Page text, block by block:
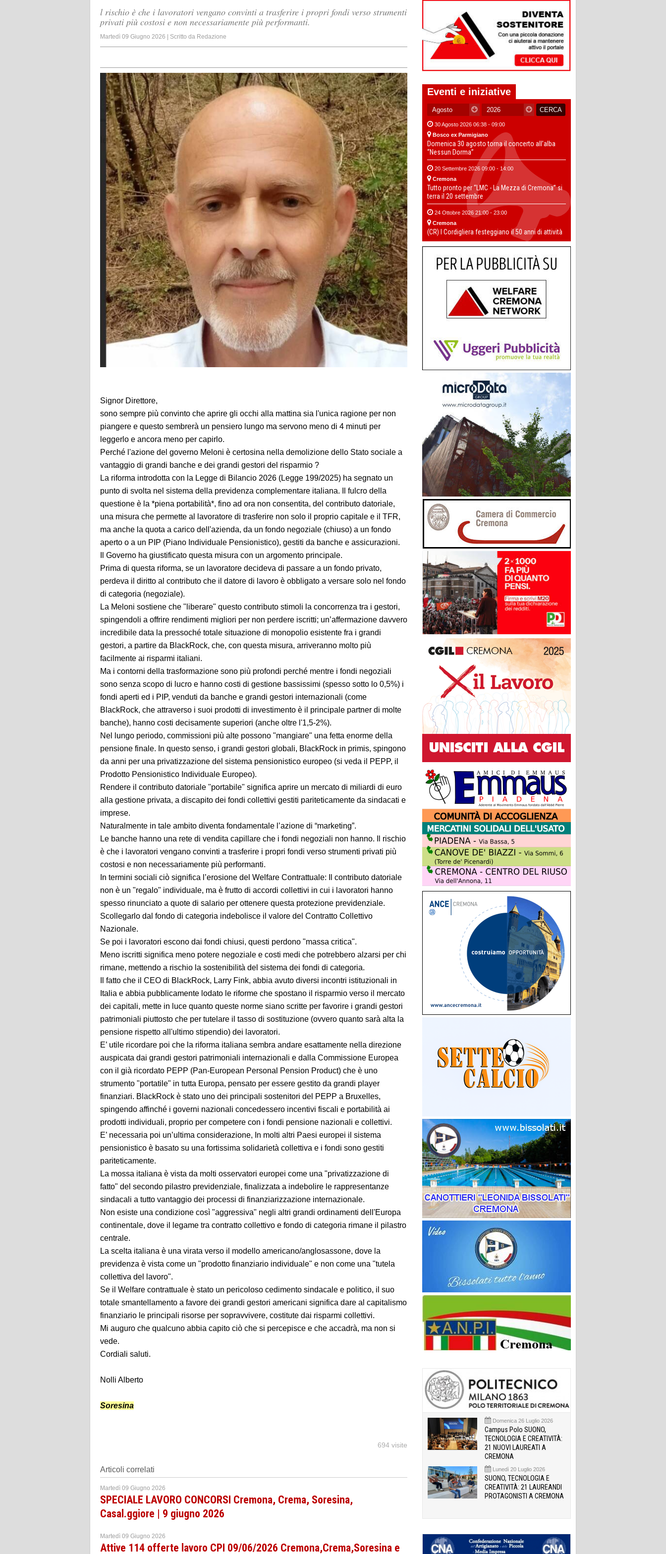
l rischio è che i lavoratori vengano convinti a trasferire i propri fondi verso strumenti
privati più costosi e non necessariamente più performanti.
Martedì 09 Giugno 2026 | Scritto da Redazione
Signor Direttore,
sono sempre più convinto che aprire gli occhi alla mattina sia l'unica ragione per non
piangere e questo sembrerà un pensiero lungo ma servono meno di 4 minuti per
leggerlo e ancora meno per capirlo.
Perché l'azione del governo Meloni è certosina nella demolizione dello Stato sociale a
vantaggio di grandi banche e dei grandi gestori del risparmio ?
La riforma introdotta con la Legge di Bilancio 2026 (Legge 199/2025) ha segnato un
punto di svolta nel sistema della previdenza complementare italiana. Il fulcro della
questione è la *piena portabilità*, fino ad ora non consentita, del contributo datoriale,
una misura che permette al lavoratore di trasferire non solo il proprio capitale e il TFR,
ma anche la quota a carico dell'azienda, da un fondo negoziale (chiuso) a un fondo
aperto o a un PIP (Piano Individuale Pensionistico), gestiti da banche e assicurazioni.
Il Governo ha giustificato questa misura con un argomento principale.
Prima di questa riforma, se un lavoratore decideva di passare a un fondo privato,
perdeva il diritto al contributo che il datore di lavoro è obbligato a versare solo nel fondo
di categoria (negoziale).
La Meloni sostiene che "liberare" questo contributo stimoli la concorrenza tra i gestori,
spingendoli a offrire rendimenti migliori per non perdere iscritti; un’affermazione davvero
incredibile data la pressoché totale situazione di monopolio esistente fra i grandi
gestori, a partire da BlackRock, che, con questa misura, arriveranno molto più
facilmente ai risparmi italiani.
Ma i contorni della trasformazione sono più profondi perché mentre i fondi negoziali
sono senza scopo di lucro e hanno costi di gestione bassissimi (spesso sotto lo 0,5%) i
fondi aperti ed i PIP, venduti da banche e grandi gestori internazionali (come
BlackRock, che attraverso i suoi prodotti di investimento è il principale partner di molte
banche), hanno costi decisamente superiori (anche oltre l'1,5-2%).
Nel lungo periodo, commissioni più alte possono "mangiare" una fetta enorme della
pensione finale. In questo senso, i grandi gestori globali, BlackRock in primis, spingono
da anni per una privatizzazione del sistema pensionistico europeo (si veda il PEPP, il
Prodotto Pensionistico Individuale Europeo).
Rendere il contributo datoriale "portabile" significa aprire un mercato di miliardi di euro
alla gestione privata, a discapito dei fondi collettivi gestiti pariteticamente da sindacati e
imprese.
Naturalmente in tale ambito diventa fondamentale l’azione di “marketing”.
Le banche hanno una rete di vendita capillare che i fondi negoziali non hanno. Il rischio
è che i lavoratori vengano convinti a trasferire i propri fondi verso strumenti privati più
costosi e non necessariamente più performanti.
In termini sociali ciò significa l’erosione del Welfare Contrattuale: Il contributo datoriale
non è un "regalo" individuale, ma è frutto di accordi collettivi in cui i lavoratori hanno
spesso rinunciato a quote di salario per ottenere questa protezione previdenziale.
Scollegarlo dal fondo di categoria indebolisce il valore del Contratto Collettivo
Nazionale.
Se poi i lavoratori escono dai fondi chiusi, questi perdono "massa critica".
Meno iscritti significa meno potere negoziale e costi medi che potrebbero alzarsi per chi
rimane, mettendo a rischio la sostenibilità del sistema dei fondi di categoria.
Il fatto che il CEO di BlackRock, Larry Fink, abbia avuto diversi incontri istituzionali in
Italia e abbia pubblicamente lodato le riforme che spostano il risparmio verso il mercato
dei capitali, mette in luce quanto queste norme siano scritte per favorire i grandi gestori
patrimoniali piuttosto che per tutelare il tasso di sostituzione (ovvero quanto sarà alta la
pensione rispetto all'ultimo stipendio) dei lavoratori.
E’ utile ricordare poi che la riforma italiana sembra andare esattamente nella direzione
auspicata dai grandi gestori patrimoniali internazionali e dalla Commissione Europea
con il già ricordato PEPP (Pan-European Personal Pension Product) che è uno
strumento "portatile" in tutta Europa, pensato per essere gestito da grandi player
finanziari. BlackRock è stato uno dei principali sostenitori del PEPP a Bruxelles,
spingendo affinché i governi nazionali concedessero incentivi fiscali e portabilità ai
prodotti individuali, proprio per competere con i fondi pensione nazionali e collettivi.
E’ necessaria poi un’ultima considerazione, In molti altri Paesi europei il sistema
pensionistico è basato su una fortissima solidarietà collettiva e i fondi sono gestiti
pariteticamente.
La mossa italiana è vista da molti osservatori europei come una "privatizzazione di
fatto" del secondo pilastro previdenziale, finalizzata a indebolire le rappresentanze
sindacali a tutto vantaggio dei processi di finanziarizzazione internazionale.
Non esiste una condizione così "aggressiva" negli altri grandi ordinamenti dell'Europa
continentale, dove il legame tra contratto collettivo e fondo di categoria rimane il pilastro
centrale.
La scelta italiana è una virata verso il modello americano/anglosassone, dove la
previdenza è vista come un "prodotto finanziario individuale" e non come una "tutela
collettiva del lavoro".
Se il Welfare contrattuale è stato un pericoloso cedimento sindacale e politico, il suo
totale smantellamento a favore dei grandi gestori americani significa dare al capitalismo
finanziario le principali risorse per sopravvivere, costitute dai risparmi collettivi.
Mi auguro che qualcuno abbia capito ciò che si percepisce e che accadrà, ma non si
vede.
Cordiali saluti.
Nolli Alberto
Soresina
694 visite
Articoli correlati
Martedì 09 Giugno 2026
SPECIALE LAVORO CONCORSI Cremona, Crema, Soresina,
Casal.ggiore | 9 giugno 2026
Martedì 09 Giugno 2026
Attive 114 offerte lavoro CPI 09/06/2026 Cremona,Crema,Soresina e
Eventi e iniziative
30 Agosto 2026 06:38 - 09:00
Bosco ex Parmigiano
Domenica 30 agosto torna il concerto all’alba
“Nessun Dorma”
20 Settembre 2026 09:00 - 14:00
Cremona
Tutto pronto per “LMC - La Mezza di Cremona” si
terra il 20 settembre
24 Ottobre 2026 21:00 - 23:00
Cremona
(CR) I Cordigliera festeggiano il 50 anni di attività
Domenica 26 Luglio 2026
Campus Polo SUONO,
TECNOLOGIA E CREATIVITÀ:
21 NUOVI LAUREATI A
CREMONA
Lunedì 20 Luglio 2026
SUONO, TECNOLOGIA E
CREATIVITÀ: 21 LAUREANDI
PROTAGONISTI A CREMONA